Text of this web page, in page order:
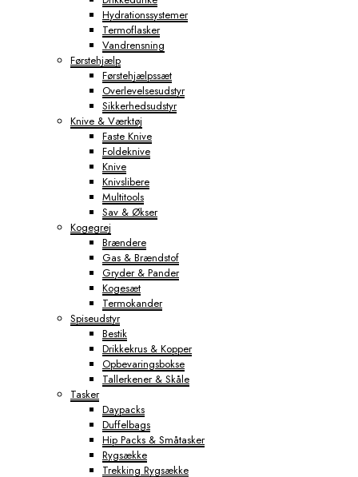
Hydrationssystemer
Termoflasker
Vandrensning
Førstehjælp
Førstehjælpssæt
Overlevelsesudstyr
Sikkerhedsudstyr
Knive & Værktøj
Faste Knive
Foldeknive
Knive
Knivslibere
Multitools
Sav & Økser
Kogegrej
Brændere
Gas & Brændstof
Gryder & Pander
Kogesæt
Termokander
Spiseudstyr
Bestik
Drikkekrus & Kopper
Opbevaringsbokse
Tallerkener & Skåle
Tasker
Daypacks
Duffelbags
Hip Packs & Småtasker
Rygsække
Trekking Rygsække